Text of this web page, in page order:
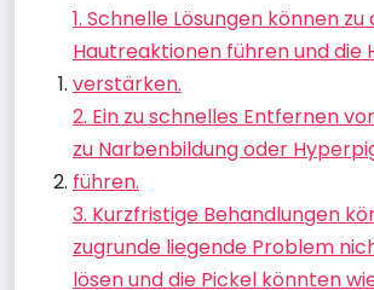
1. Schnelle Lösungen können
Hautreaktionen führen und die
verstärken.
2. Ein zu schnelles Entfernen
zu Narbenbildung oder
führen.
3. Kurzfristige Behandlungen
zugrunde liegende Problem
lösen und die Pickel könnten